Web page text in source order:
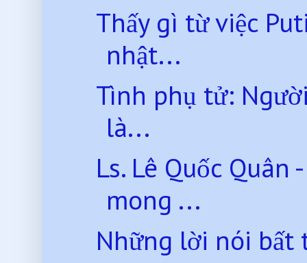
Thấy gì từ việc
nhật...
Tình phụ tử:
là...
Ls. Lê Quốc
mong ...
Những lời nói bất